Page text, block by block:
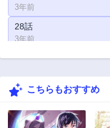
3年前
28話
3年前
26話
24話
22話
こちらもおすすめ